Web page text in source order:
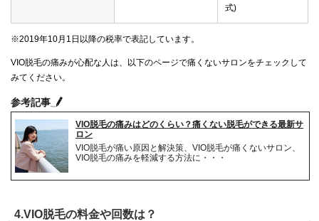
式)
※2019年10月1日以降の税率で表記しています。
VIO脱毛の痛みが心配な人は、以下のページで痛くないサロンをチェックして
みてください。
参考記事
VIO脱毛の痛みはどのくらい？痛くない脱毛ができる最新サ
ロン
VIO脱毛が痛い原因と解決策、VIO脱毛が痛くないサロン、
VIO脱毛の痛みを軽減する方法に・・・
4.VIO脱毛の料金や回数は？